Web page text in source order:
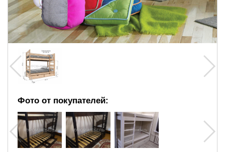
Фото от покупателей: